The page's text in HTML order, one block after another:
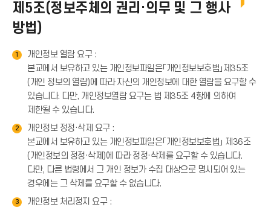
콘
로
아
콘
제5조(정보주체의 권리·의무 및 그 행사
방법)
1
개인정보 열람 요구 :
본교에서 보유하고 있는 개인정보파일은「개인정보보호법」제35조
(개인 정보의 열람)에 따라 자신의 개인정보에 대한 열람을 요구할 수
있습니다. 다만, 개인정보열람 요구는 법 제35조 4항에 의하여
제한될 수 있습니다.
2
개인정보 정정·삭제 요구 :
본교에서 보유하고 있는 개인정보파일은「개인정보보호법」 제36조
(개인정보의 정정·삭제)에 따라 정정·삭제를 요구할 수 있습니다.
다만, 다른 법령에서 그 개인 정보가 수집 대상으로 명시되어 있는
경우에는 그 삭제를 요구할 수 없습니다.
3
개인정보 처리정지 요구 :